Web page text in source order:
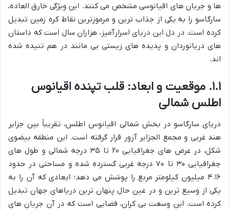
ها و جریان های اقیانوسی مشخص می کنند. این ویژگی خارق العاده،
سارگاسو را به یکی از جذاب ترین و مرموزترین نقاط کره زمین تبدیل
کرده است. در دل این دریای اسرارآمیز، هزاران سال است که داستان
های دریانوردان و پدیده های زیستی بی مانند در هم تنیده شده
اند.
۱.۱. موقعیت و ابعاد: قلب تپنده اقیانوس
اطلس شمالی
دریای سارگاسو در بخش شمالی اقیانوس اطلس، تقریباً بین جزایر
هند غربی و مجمع الجزایر آزور قرار گرفته است. این منطقه بیضوی
شکل، در عرض های جغرافیایی ۲۰ تا ۳۵ درجه شمالی و طول های
جغرافیایی ۳۰ تا ۷۰ درجه غربی گسترده شده و مساحتی در حدود
۴.۱۶ میلیون کیلومتر مربع را پوشش می دهد؛ ابعادی که آن را به
یکی از وسیع ترین و در عین حال پنهان ترین دریاهای جهان تبدیل
کرده است. این وسعت بی کران، فضایی است که در آن جریان های